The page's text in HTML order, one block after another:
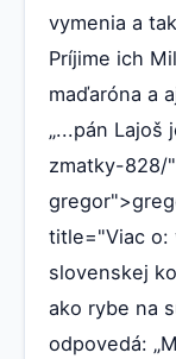
vymenia a
Príjime ich
maďaróna a
„...pán Lajoš
zmatky-828/
title="Viac o:
slovenskej
ako rybe na
odpovedá: